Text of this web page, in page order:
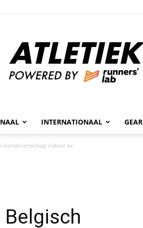
INTERNATIONAAL GEAR
kampioenschap indoor ac